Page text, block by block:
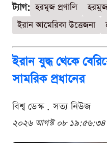
ট্যাগ: হরমুজ প্রণালি হরমুজ
ইরান আমেরিকা উত্তেজনা
ইরান যুদ্ধ থেকে
সামরিক প্রধানের
বিশ্ব ডেস্ক . সত্য নিউজ
২০২৬ আগস্ট ০৮ ১৯:৫৬:৩৪